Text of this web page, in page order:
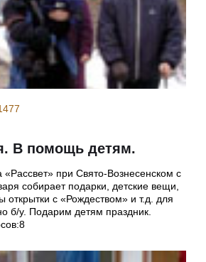
В помощь детям.
при Свято-Вознесенском с
собирает подарки, детские вещи,
открытки с «Рождеством» и т.д. для
б/у. Подарим детям праздник.